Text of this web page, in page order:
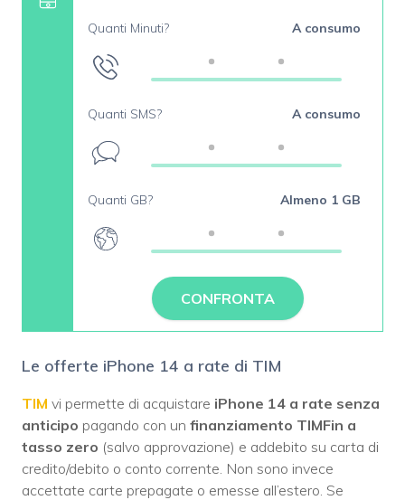
Quanti Minuti? A consumo
Quanti SMS? A consumo
Quanti GB? Almeno 1 GB
CONFRONTA
Le offerte iPhone 14 a rate di TIM
TIM vi permette di acquistare iPhone 14 a rate senza
anticipo pagando con un finanziamento TIMFin a
tasso zero (salvo approvazione) e addebito su carta di
credito/debito o conto corrente. Non sono invece
accettate carte prepagate o emesse all’estero. Se